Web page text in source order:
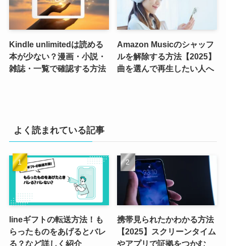
Kindle unlimitedは読める
本が少ない？漫画・小説・
雑誌・一覧で確認する方法
Amazon Musicのシャッフ
ルを解除する方法【2025】
曲を選んで再生したい人へ
よく読まれている記事
lineギフトの転送方法！も
らったものをあげるとバレ
る？など詳しく紹介
携帯見られたかわかる方法
【2025】スクリーンタイム
やアプリで証拠をつかむ